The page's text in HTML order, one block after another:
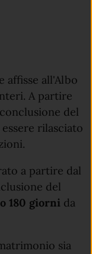
affisse all'Albo
A partire
del
rilasciato
a partire dal
del
180 giorni da
sia